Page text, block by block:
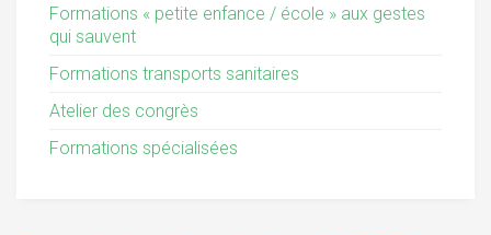
Formations « petite enfance / école » aux gestes
qui sauvent
Formations transports sanitaires
Atelier des congrès
Formations spécialisées